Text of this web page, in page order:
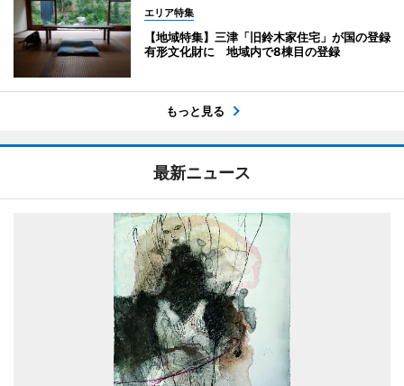
エリア特集
【地域特集】三津「旧鈴木家住宅」が国の登録
有形文化財に 地域内で8棟目の登録
もっと見る
最新ニュース